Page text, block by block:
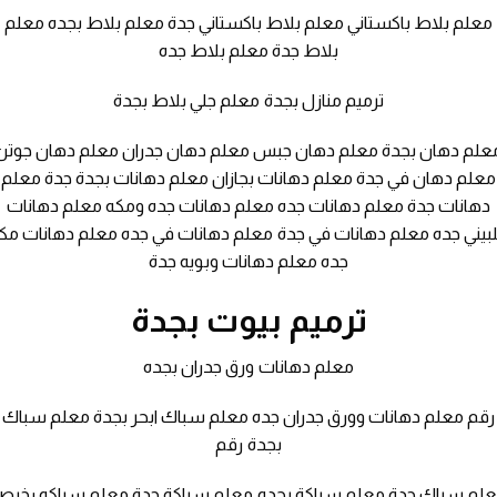
معلم بلاط باكستاني معلم بلاط باكستاني جدة معلم بلاط بجده معلم
بلاط جدة معلم بلاط جده
ترميم منازل بجدة معلم جلي بلاط بجدة
دهان بجدة معلم دهان جبس معلم دهان جدران معلم دهان
معلم دهان في جدة معلم دهانات بجازان معلم دهانات بجدة جدة معلم
دهانات جدة معلم دهانات جده معلم دهانات جده ومكه معلم دهانات
جده معلم دهانات في جدة معلم دهانات في جده معلم دهانات
جده معلم دهانات وبويه جدة
ترميم بيوت بجدة
معلم دهانات ورق جدران بجده
رقم معلم دهانات وورق جدران جده معلم سباك ابحر بجدة معلم سباك
بجدة رقم